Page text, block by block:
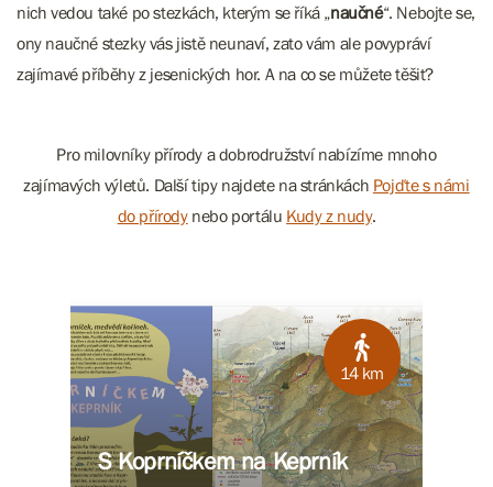
nich vedou také po stezkách, kterým se říká „naučné“. Nebojte se,
ony naučné stezky vás jistě neunaví, zato vám ale povypráví
zajímavé příběhy z jesenických hor. A na co se můžete těšit?
Pro milovníky přírody a dobrodružství nabízíme mnoho
zajímavých výletů. Další tipy najdete na stránkách Pojďte s námi
do přírodynebo portálu Kudy z nudy.
14 km
S Koprníčkem na Keprník